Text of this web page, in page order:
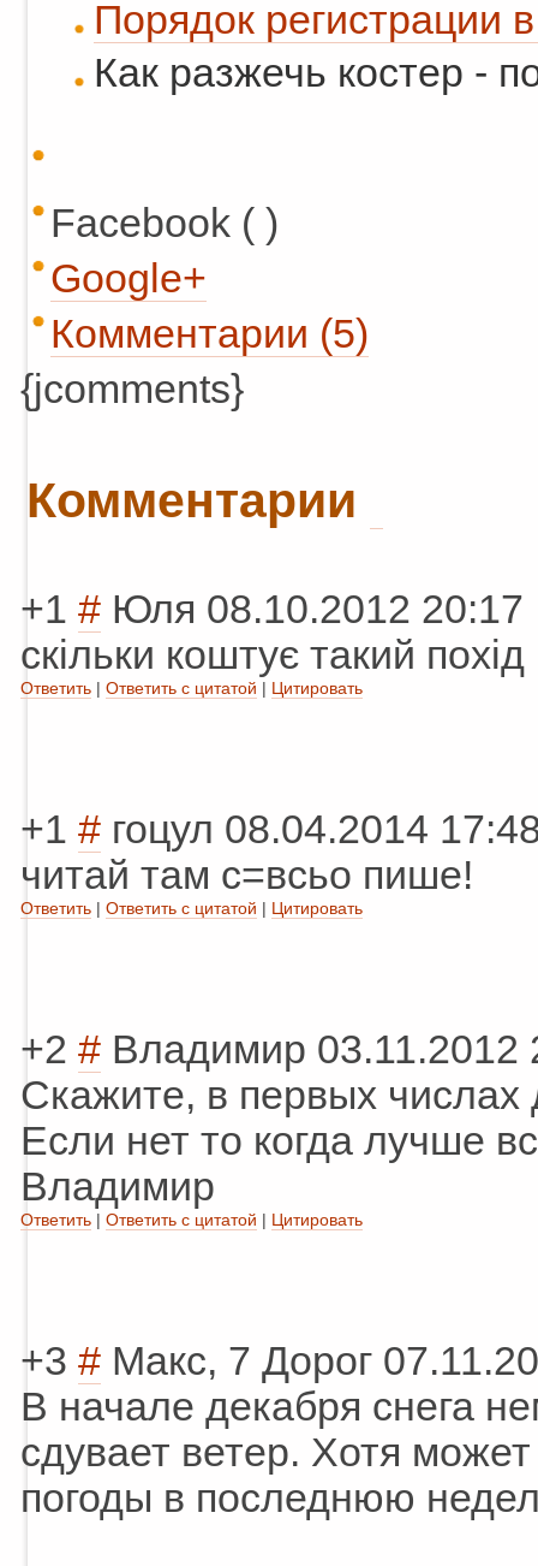
Порядок регистрации
Как разжечь костер -
Facebook ( )
Google+
Комментарии (5)
{jcomments}
Комментарии
+1 # Юля 08.10.2012 20:17
скільки коштує такий
Ответить | Ответить с цитатой | Цитировать
+1 # гоцул 08.04.2014
читай там с=всьо пише!
Ответить | Ответить с цитатой | Цитировать
+2 # Владимир 03.11.2012
Скажите, в первых числах
Если нет то когда лучше
Владимир
Ответить | Ответить с цитатой | Цитировать
+3 # Макс, 7 Дорог
В начале декабря снега
сдувает ветер. Хотя
погоды в последнюю